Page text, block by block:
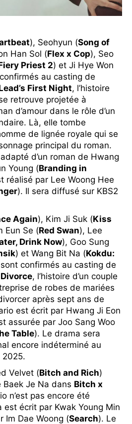
), Seohyun (Song of
Han Sol (Flex x Cop), Seo
Priest 2) et Ji Hye Won
au casting de
First Night, l’histoire
retrouve projetée à
d’amour dans le rôle d’un
Là, elle tombe
de lignée royale qui se
principal du roman.
d’un roman de Hwang
Young (Branding in
réalisé par Lee Woong Hee
). Il sera diffusé sur KBS2
Again), Kim Ji Suk (Kiss
Eun Se (Red Swan), Lee
Drink Now), Goo Sung
) et Wang Bit Na (Kokdu:
confirmés au casting de
Divorce, l’histoire d’un couple
de robes de mariées
après sept ans de
est écrit par Hwang Ji Eon
assurée par Joo Sang Woo
Table). Le drama sera
encore indéterminé au
2025.
Velvet (Bitch and Rich)
Je Na dans Bitch x
n’est pas encore été
est écrit par Kwak Young Min
Im Dae Woong (Search). Le